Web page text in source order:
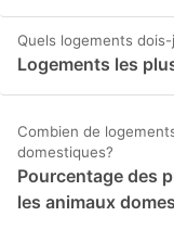
Quels logements
Logements les
Combien de
domestiques?
Pourcentage des
les animaux